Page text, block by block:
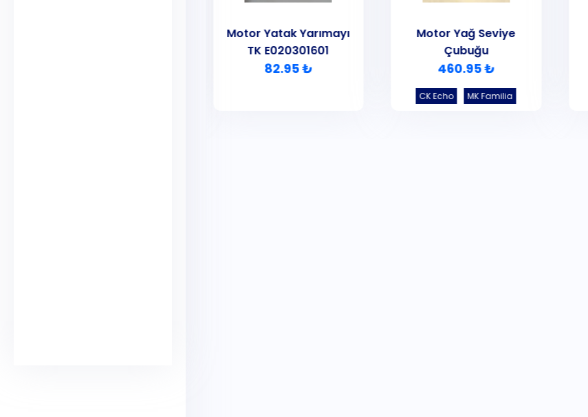
Motor Yatak Yarımayı
TK E020301601
82.95 ₺
CK Echo MK Familia
Motor Yağ Seviye
Çubuğu
460.95 ₺